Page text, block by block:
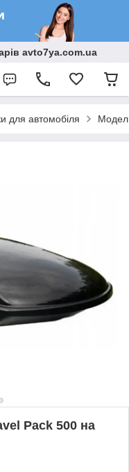
avto7ya.com.ua
для автомобіля
Pack 500 на